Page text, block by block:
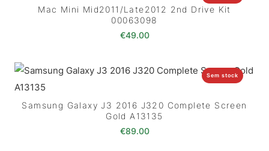
Mac Mini Mid2011/Late2012 2nd Drive Kit
00063098
€49.00
Sem stock
Samsung Galaxy J3 2016 J320 Complete Screen
Gold A13135
€89.00